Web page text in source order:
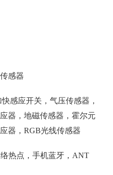
感器
感应开关，气压传感器，
器，地磁传感器，霍尔元
器，RGB光线传感器
热点，手机蓝牙，ANT